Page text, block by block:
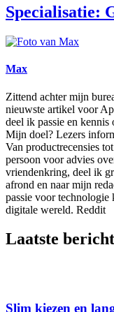
Specialisatie:
Max
Zittend achter mijn
nieuwste artikel voor
deel ik passie en kennis
Mijn doel? Lezers
Van productrecensies
persoon voor advies
vriendenkring, deel ik
afrond en naar mijn
passie voor technologie
digitale wereld. Reddit
Laatste bericht
Slim kiezen en